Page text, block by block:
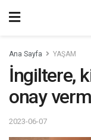
Ana Sayfa YAŞAM
İngiltere,
onay
2023-06-07